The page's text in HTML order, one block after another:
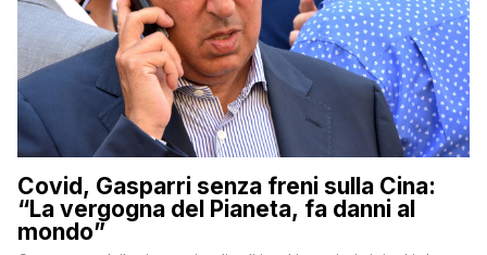
Covid, Gasparri senza freni sulla Cina:
“La vergogna del Pianeta, fa danni al
mondo”